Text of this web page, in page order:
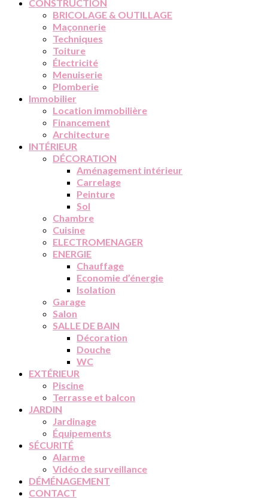
CONSTRUCTION
BRICOLAGE & OUTILLAGE
Maçonnerie
Techniques
Toiture
Électricité
Menuiserie
Plomberie
Immobilier
Location immobilière
Financement
Architecture
INTÉRIEUR
DÉCORATION
Aménagement intérieur
Carrelage
Peinture
Sol
Chambre
Cuisine
ELECTROMENAGER
ENERGIE
Chauffage
Economie d’énergie
Isolation
Garage
Salon
SALLE DE BAIN
Décoration
Douche
WC
EXTÉRIEUR
Piscine
Terrasse et balcon
JARDIN
Jardinage
Équipements
SÉCURITÉ
Alarme
Vidéo de surveillance
DÉMÉNAGEMENT
CONTACT